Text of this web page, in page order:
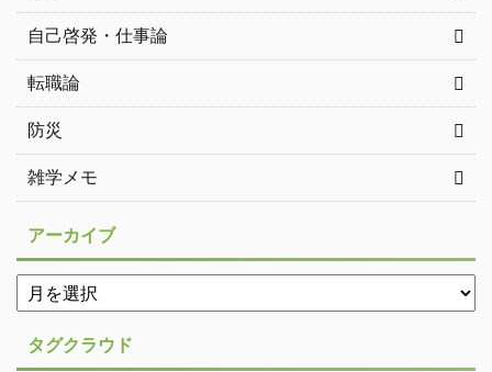
自己啓発・仕事論
転職論
防災
雑学メモ
アーカイブ
タグクラウド